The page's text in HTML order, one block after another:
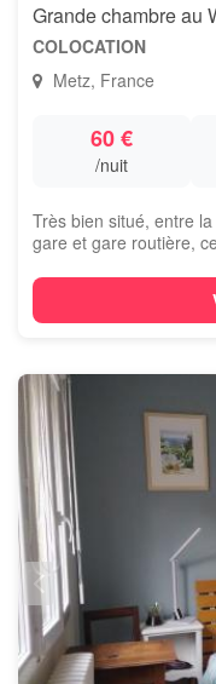
Grande chambre au
COLOCATION
Metz, France
60 €
/nuit
Très bien situé, entre
gare et gare routière,